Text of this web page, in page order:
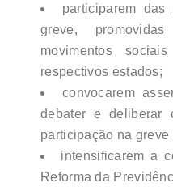
participarem
greve,
movimentos
respectivos estados;
convocarem
debater e deliberar
participação na greve
intensificarem a
Reforma da